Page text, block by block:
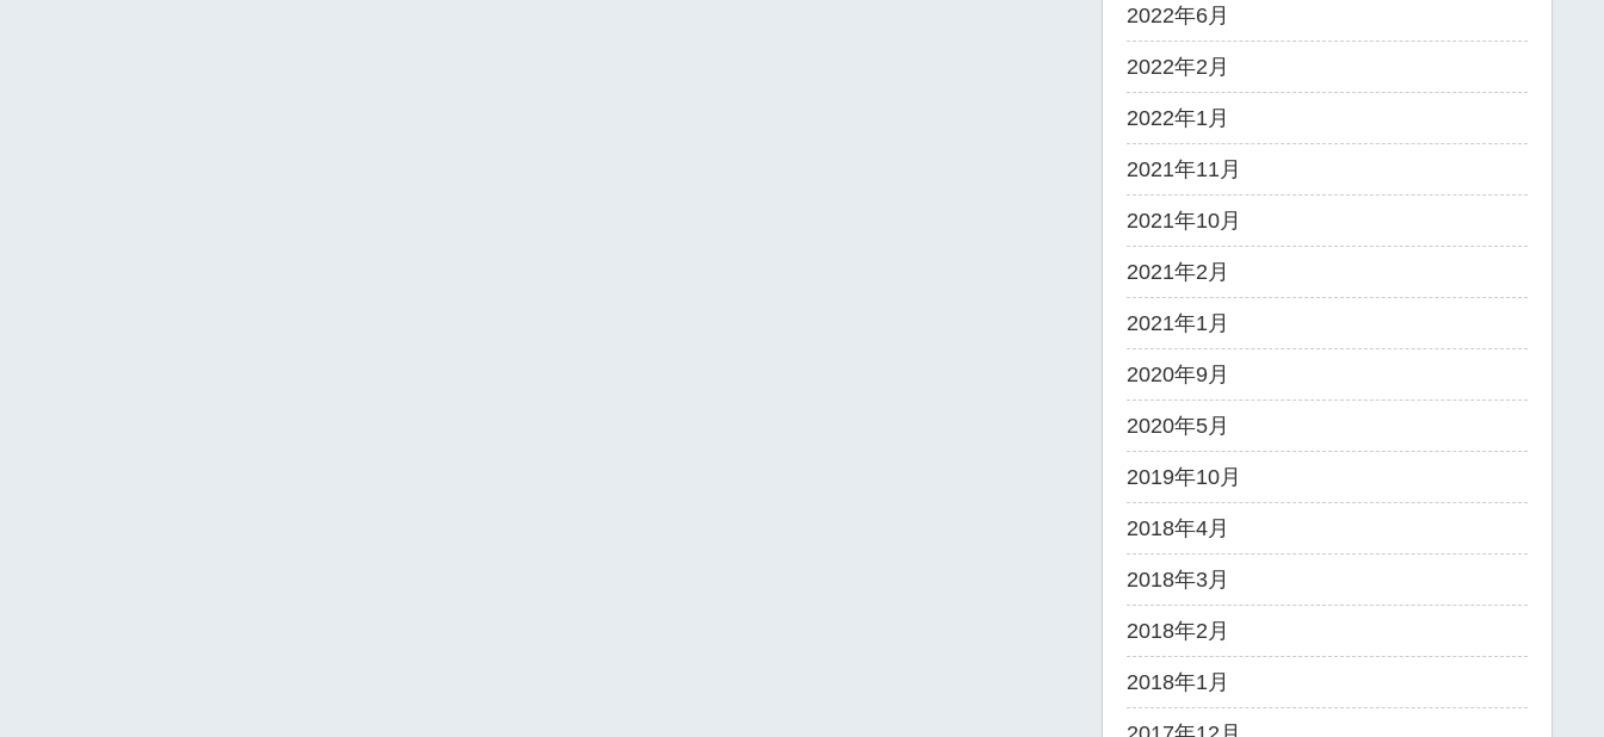
2022年6月
2022年2月
2022年1月
2021年11月
2021年10月
2021年2月
2021年1月
2020年9月
2020年5月
2019年10月
2018年4月
2018年3月
2018年2月
2018年1月